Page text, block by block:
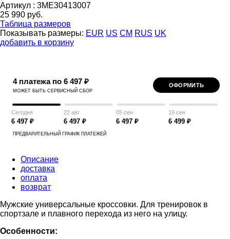
Артикул : 3ME30413007
25 990 руб.
Таблица размеров
Показывать размеры: EUR US CM RUS UK
добавить в корзину
4 платежа по 6 497 ₽
МОЖЕТ БЫТЬ СЕРВИСНЫЙ СБОР
ОФОРМИТЬ
Сегодня
6 497 ₽
22 авг
6 497 ₽
05 сен
6 497 ₽
19 сен
6 499 ₽
ПРЕДВАРИТЕЛЬНЫЙ ГРАФИК ПЛАТЕЖЕЙ
Описание
доставка
оплата
возврат
Мужские универсальные кроссовки. Для тренировок в
спортзале и плавного перехода из него на улицу.
Особенности: